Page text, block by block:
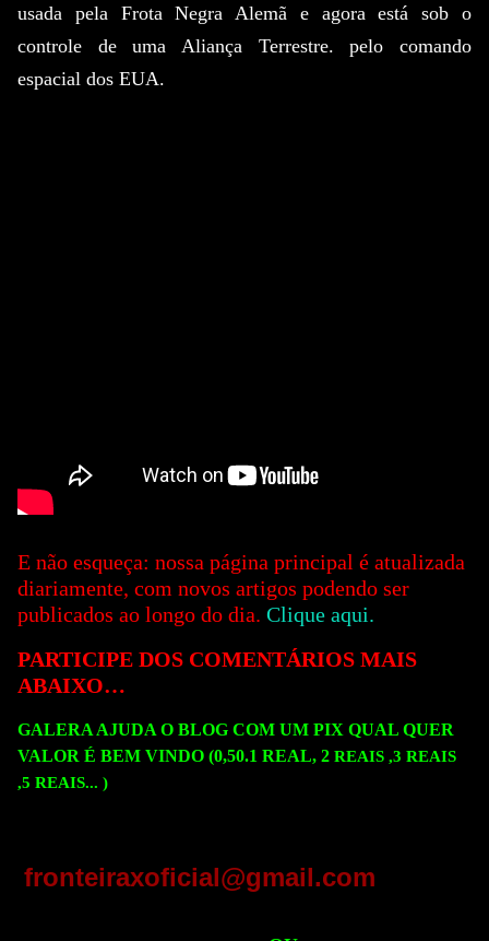
usada pela Frota Negra Alemã e agora está sob o
controle de uma Aliança Terrestre. pelo comando
espacial dos EUA.
E não esqueça: nossa página principal é atualizada
diariamente, com novos artigos podendo ser
publicados ao longo do dia. Clique aqui.
PARTICIPE DOS COMENTÁRIOS MAIS
ABAIXO…
GALERA AJUDA O BLOG COM UM PIX QUAL QUER
VALOR É BEM VINDO (0,50.1 REAL, 2 REAIS ,3 REAIS
,5 REAIS... )
fronteiraxoficial@gmail.com